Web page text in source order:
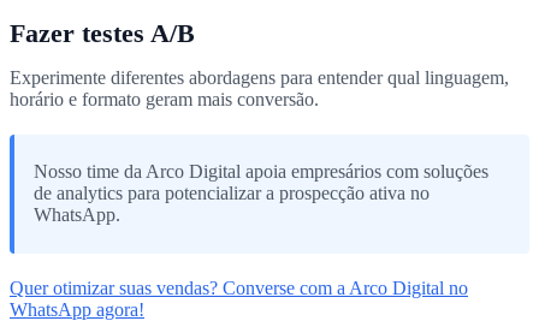
Fazer testes A/B
Experimente diferentes abordagens para entender qual linguagem,
horário e formato geram mais conversão.
Nosso time da Arco Digital apoia empresários com soluções
de analytics para potencializar a prospecção ativa no
WhatsApp.
Quer otimizar suas vendas? Converse com a Arco Digital no
WhatsApp agora!